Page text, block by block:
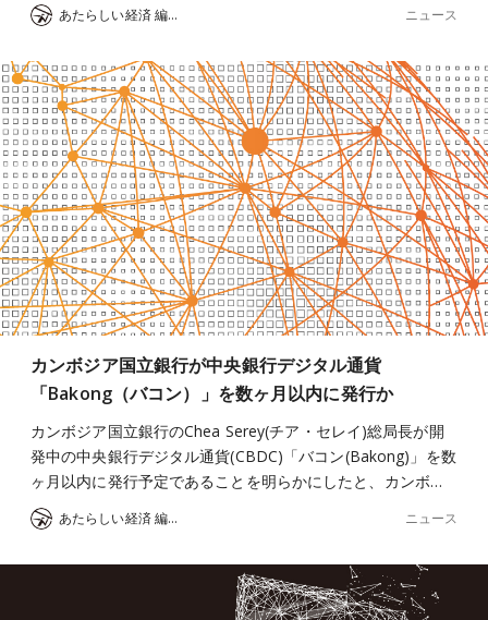
あたらしい経済 編集部 ニュース
カンボジア国立銀行が中央銀行デジタル通貨
「Bakong（バコン）」を数ヶ月以内に発行か
カンボジア国立銀行のChea Serey(チア・セレイ)総局長が開
発中の中央銀行デジタル通貨(CBDC)「バコン(Bakong)」を数
ヶ月以内に発行予定であることを明らかにしたと、カンボ…
あたらしい経済 編集部 ニュース